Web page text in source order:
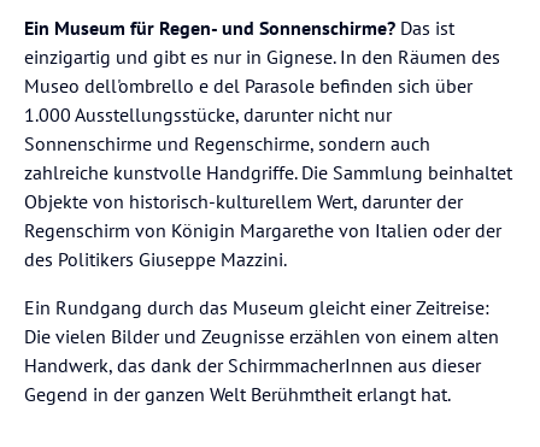
Ein Museum für Regen- und Sonnenschirme? Das ist
einzigartig und gibt es nur in Gignese. In den Räumen des
Museo dell'ombrello e del Parasole befinden sich über
1.000 Ausstellungsstücke, darunter nicht nur
Sonnenschirme und Regenschirme, sondern auch
zahlreiche kunstvolle Handgriffe. Die Sammlung beinhaltet
Objekte von historisch-kulturellem Wert, darunter der
Regenschirm von Königin Margarethe von Italien oder der
des Politikers Giuseppe Mazzini.
Ein Rundgang durch das Museum gleicht einer Zeitreise:
Die vielen Bilder und Zeugnisse erzählen von einem alten
Handwerk, das dank der SchirmmacherInnen aus dieser
Gegend in der ganzen Welt Berühmtheit erlangt hat.